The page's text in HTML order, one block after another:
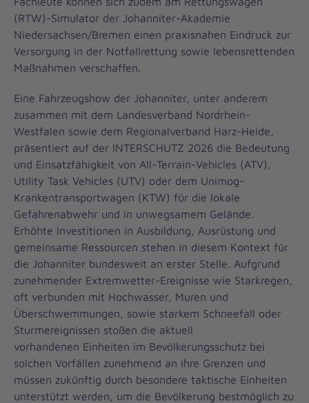
(RTW)-Simulator der Johanniter-Akademie
Niedersachsen/Bremen einen praxisnahen Eindruck zur
Versorgung in der Notfallrettung sowie lebensrettenden
Maßnahmen verschaffen.
Eine Fahrzeugshow der Johanniter, unter anderem
zusammen mit dem Landesverband Nordrhein-
Westfalen sowie dem Regionalverband Harz-Heide,
präsentiert auf der INTERSCHUTZ 2026 die Bedeutung
und Einsatzfähigkeit von All-Terrain-Vehicles (ATV),
Utility Task Vehicles (UTV) oder dem Unimog-
Krankentransportwagen (KTW) für die lokale
Gefahrenabwehr und in unwegsamem Gelände.
Erhöhte Investitionen in Ausbildung, Ausrüstung und
gemeinsame Ressourcen stehen in diesem Kontext für
die Johanniter bundesweit an erster Stelle. Aufgrund
zunehmender Extremwetter-Ereignisse wie Starkregen,
oft verbunden mit Hochwasser, Muren und
Überschwemmungen, sowie starkem Schneefall oder
Sturmereignissen stoßen die aktuell
vorhandenen Einheiten im Bevölkerungsschutz bei
solchen Vorfällen zunehmend an ihre Grenzen und
müssen zukünftig durch besondere taktische Einheiten
unterstützt werden, um die Bevölkerung bestmöglich zu